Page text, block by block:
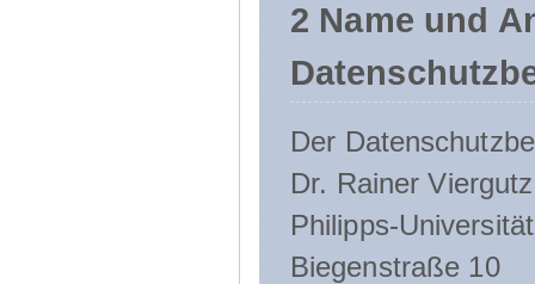
2 Name und
Der
Dr. Rainer Viergutz
Philipps-
Biegenstraße 10